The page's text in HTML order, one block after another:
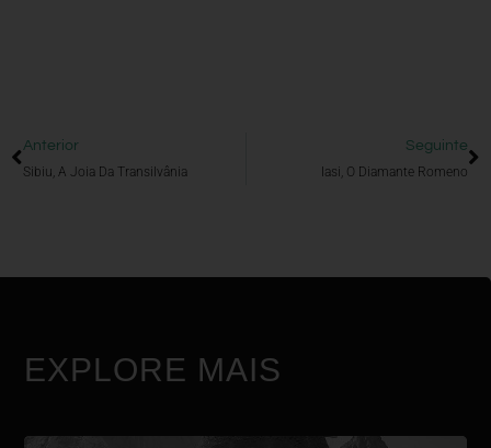
Anterior
Sibiu, A Joia Da Transilvânia
Seguinte
Iasi, O Diamante Romeno
EXPLORE MAIS